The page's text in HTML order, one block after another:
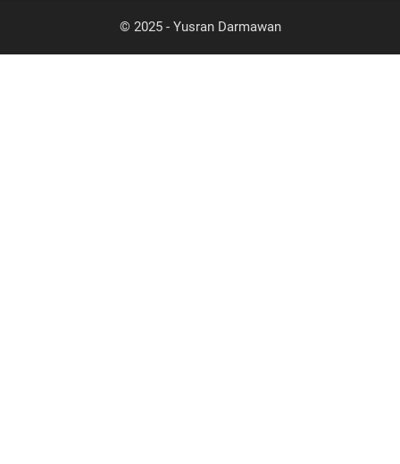
© 2025 - Yusran Darmawan